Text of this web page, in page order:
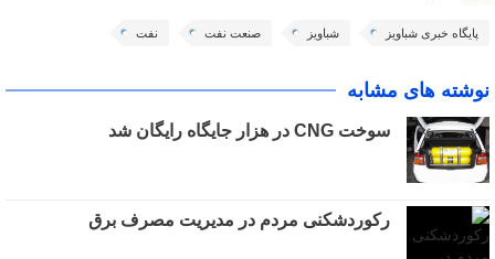
پایگاه خبری شباویز شباویز صنعت نفت نفت
نوشته های مشابه
سوخت CNG در هزار جایگاه رایگان شد
رکوردشکنی مردم در مدیریت مصرف برق